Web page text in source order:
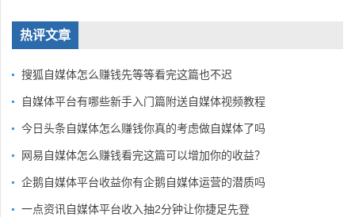
热评文章
搜狐自媒体怎么赚钱先等等看完这篇也不迟
自媒体平台有哪些新手入门篇附送自媒体视频教程
今日头条自媒体怎么赚钱你真的考虑做自媒体了吗
网易自媒体怎么赚钱看完这篇可以增加你的收益？
企鹅自媒体平台收益你有企鹅自媒体运营的潜质吗
一点资讯自媒体平台收入抽2分钟让你捷足先登